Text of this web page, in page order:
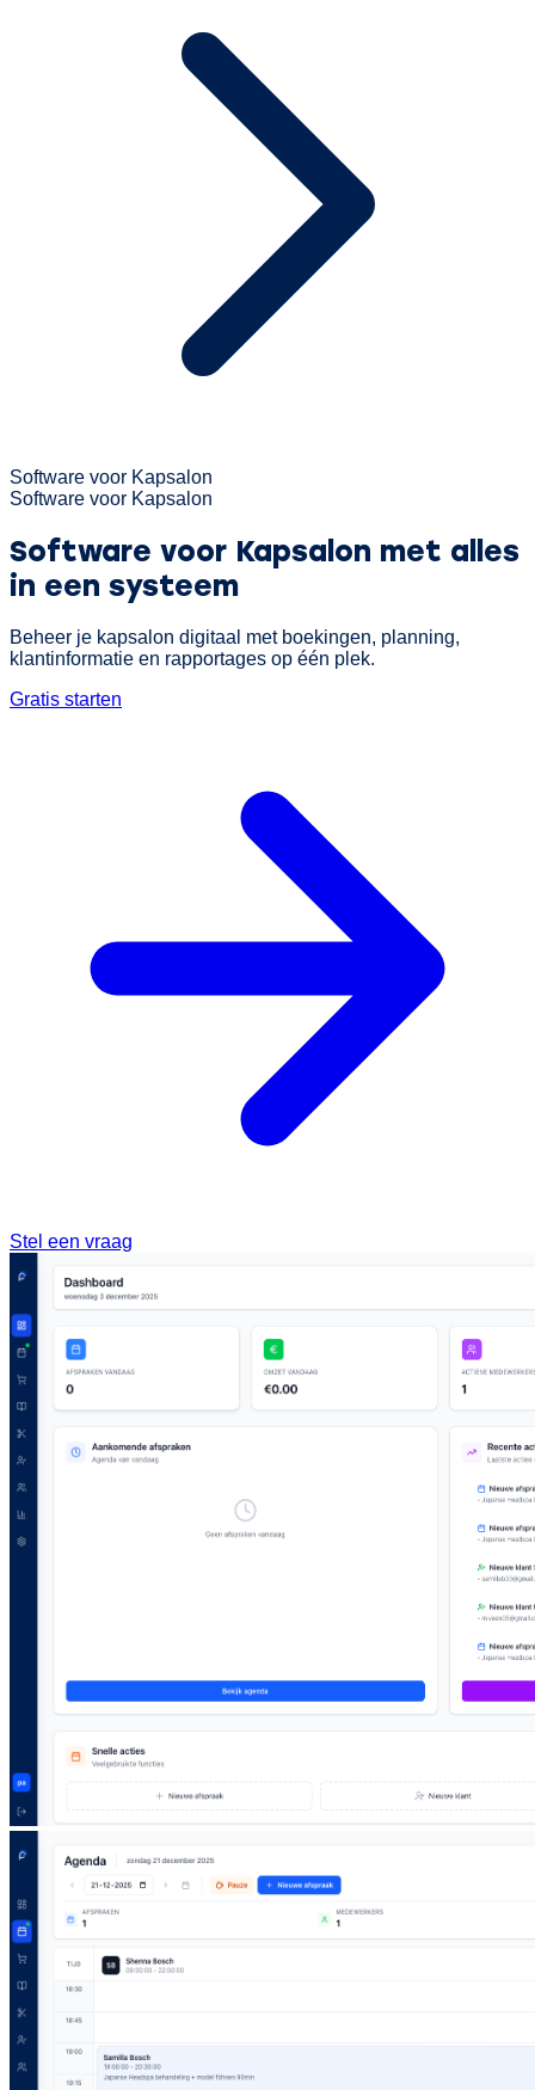
Software voor Kapsalon
Software voor Kapsalon
Software voor Kapsalon met alles
in een systeem
Beheer je kapsalon digitaal met boekingen, planning,
klantinformatie en rapportages op één plek.
Gratis starten
Stel een vraag